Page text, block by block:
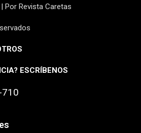
Por Revista Caretas
ESCRÍBENOS